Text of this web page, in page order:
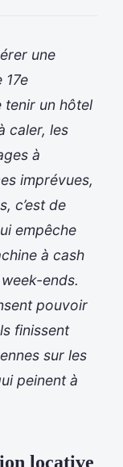
une
17e
tenir un hôtel
caler, les
à
imprévues,
c’est de
empêche
à cash
ends.
pouvoir
finissent
sur les
peinent à
locative